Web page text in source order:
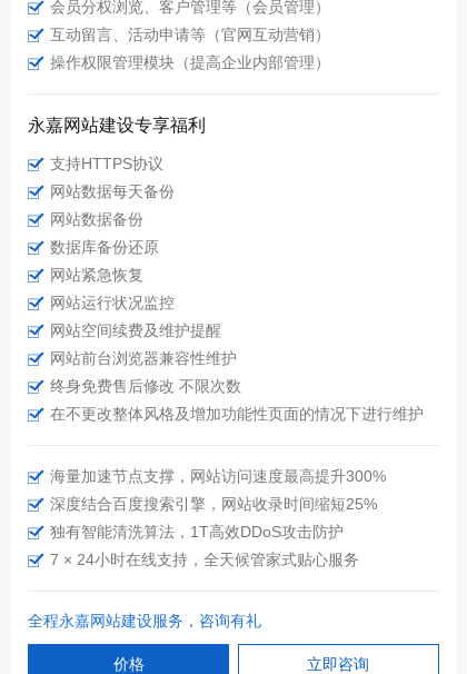
会员分权浏览、客户管理等（会员管理）
互动留言、活动申请等（官网互动营销）
操作权限管理模块（提高企业内部管理）
永嘉网站建设专享福利
支持HTTPS协议
网站数据每天备份
网站数据备份
数据库备份还原
网站紧急恢复
网站运行状况监控
网站空间续费及维护提醒
网站前台浏览器兼容性维护
终身免费售后修改 不限次数
在不更改整体风格及增加功能性页面的情况下进行维护
海量加速节点支撑，网站访问速度最高提升300%
深度结合百度搜索引擎，网站收录时间缩短25%
独有智能清洗算法，1T高效DDoS攻击防护
7 × 24小时在线支持，全天候管家式贴心服务
全程永嘉网站建设服务，咨询有礼
价格 立即咨询